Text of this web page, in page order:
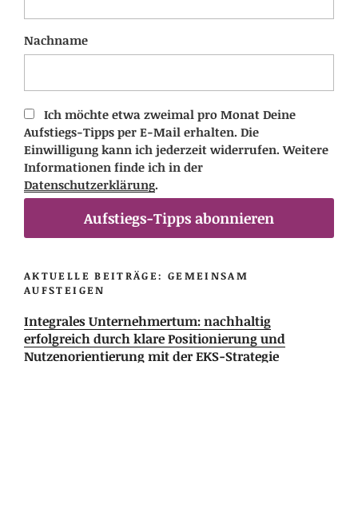
Nachname
Ich möchte etwa zweimal pro Monat Deine
Aufstiegs-Tipps per E-Mail erhalten. Die
Einwilligung kann ich jederzeit widerrufen. Weitere
Informationen finde ich in der
Datenschutzerklärung.
Aufstiegs-Tipps abonnieren
AKTUELLE BEITRÄGE: GEMEINSAM
AUFSTEIGEN
Integrales Unternehmertum: nachhaltig
erfolgreich durch klare Positionierung und
Nutzenorientierung mit der EKS-Strategie